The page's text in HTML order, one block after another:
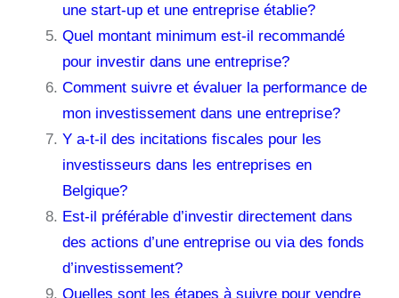
une start-up et une entreprise établie?
Quel montant minimum est-il recommandé
pour investir dans une entreprise?
Comment suivre et évaluer la performance de
mon investissement dans une entreprise?
Y a-t-il des incitations fiscales pour les
investisseurs dans les entreprises en
Belgique?
Est-il préférable d’investir directement dans
des actions d’une entreprise ou via des fonds
d’investissement?
Quelles sont les étapes à suivre pour vendre